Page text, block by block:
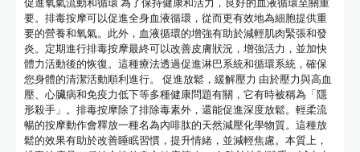
要。排毒按摩可以促進全身血液循環，從而更有效地為細胞提供重
要的營養和氧氣。此外，血液循環的增強有助於減輕肌肉緊張和發
炎。定期進行排毒按摩最終可以改善皮膚狀況，增強活力，並加快
體力活動後的恢復。這種療法透過促進淋巴系統和循環系統，確保
您身體的清潔活動順利進行。 促進放鬆，緩解壓力 由於壓力與高血
壓、心臟病和免疫力低下等多種健康問題有關，它有時被稱為「隱
形殺手」。排毒按摩除了排除毒素外，還能促進深度放鬆。輕柔流
暢的按摩動作會釋放一種名為內啡肽的天然減壓化學物質。這種放
鬆的效果有助於改善睡眠習慣，提升情緒，並減輕焦慮。本質上，